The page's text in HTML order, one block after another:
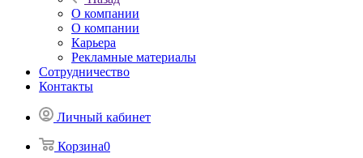
О компании
О компании
Карьера
Рекламные материалы
Сотрудничество
Контакты
Личный кабинет
Корзина0